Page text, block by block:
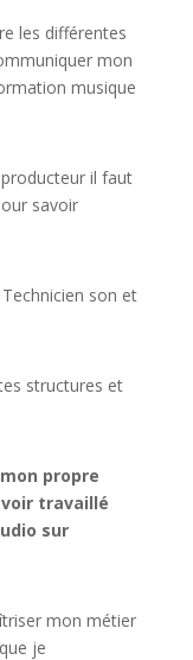
les différentes
mon
musique
il faut
savoir
Technicien son et
structures et
propre
travaillé
sur
mon métier
je